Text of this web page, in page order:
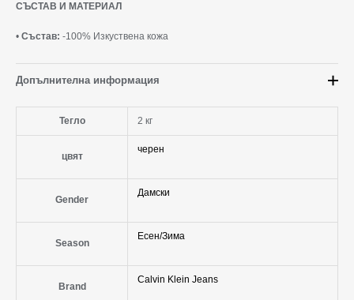
СЪСТАВ И МАТЕРИАЛ
• Състав: -100% Изкуствена кожа
Допълнителна информация
Тегло 2 кг
цвят
черен
Gender
Дамски
Season
Есен/Зима
Brand
Calvin Klein Jeans